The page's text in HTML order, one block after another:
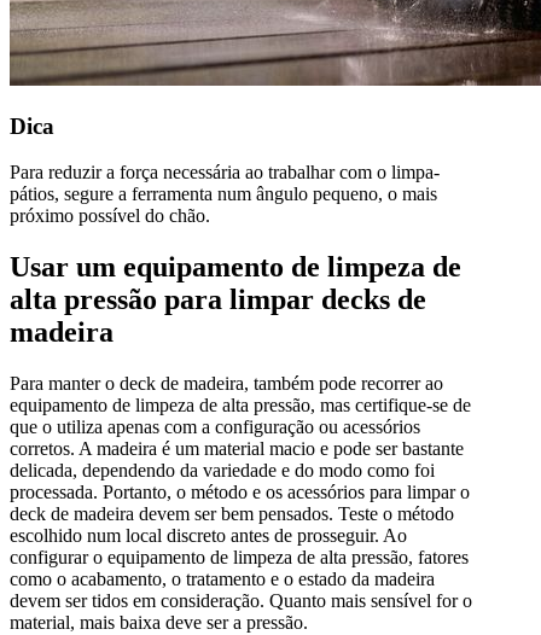
Dica
Para reduzir a força necessária ao trabalhar com o limpa-
pátios, segure a ferramenta num ângulo pequeno, o mais
próximo possível do chão.
Usar um equipamento de limpeza de
alta pressão para limpar decks de
madeira
Para manter o deck de madeira, também pode recorrer ao
equipamento de limpeza de alta pressão, mas certifique-se de
que o utiliza apenas com a configuração ou acessórios
corretos. A madeira é um material macio e pode ser bastante
delicada, dependendo da variedade e do modo como foi
processada. Portanto, o método e os acessórios para limpar o
deck de madeira devem ser bem pensados. Teste o método
escolhido num local discreto antes de prosseguir. Ao
configurar o equipamento de limpeza de alta pressão, fatores
como o acabamento, o tratamento e o estado da madeira
devem ser tidos em consideração. Quanto mais sensível for o
material, mais baixa deve ser a pressão.